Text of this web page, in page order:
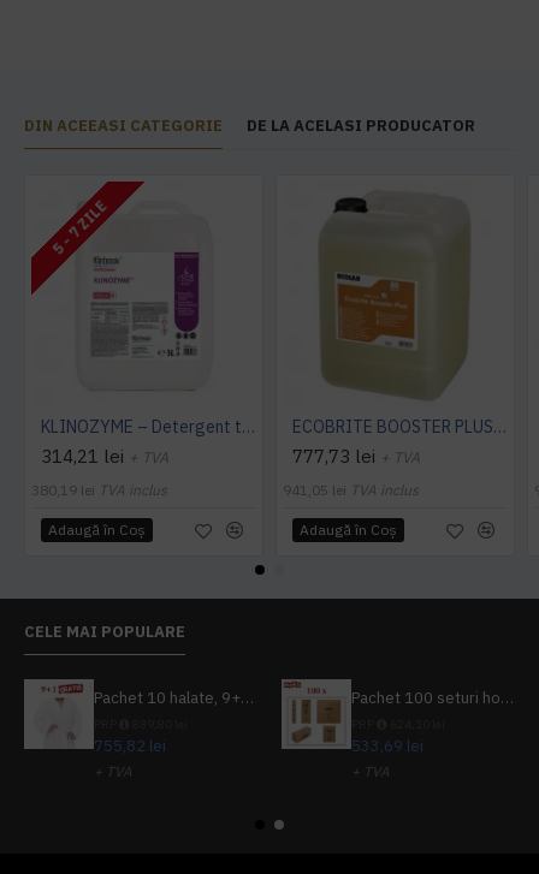
DIN ACEEASI CATEGORIE DE LA ACELASI PRODUCATOR
5 - 7 ZILE
KLINOZYME – Detergent trienzimatic concentrat 5l
314,21 lei + TVA
380,19 lei TVA inclus
Adaugă în Coş
ECOBRITE BOOSTER PLUS 25KG
777,73 lei + TVA
941,05 lei TVA inclus
Adaugă în Coş
CELE MAI POPULARE
Pachet 10 halate, 9+1 gratuit
755,82 lei
+ TVA
Pachet 100 seturi hoteliere, set dentar, set barbierit, casca de dus, pila unghii, set cusut
533,69 lei
+ TVA